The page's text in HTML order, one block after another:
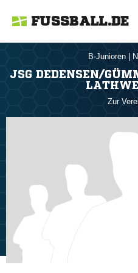
FUSSBALL.DE
B-Junioren
JSG DEDENSEN/
Zur